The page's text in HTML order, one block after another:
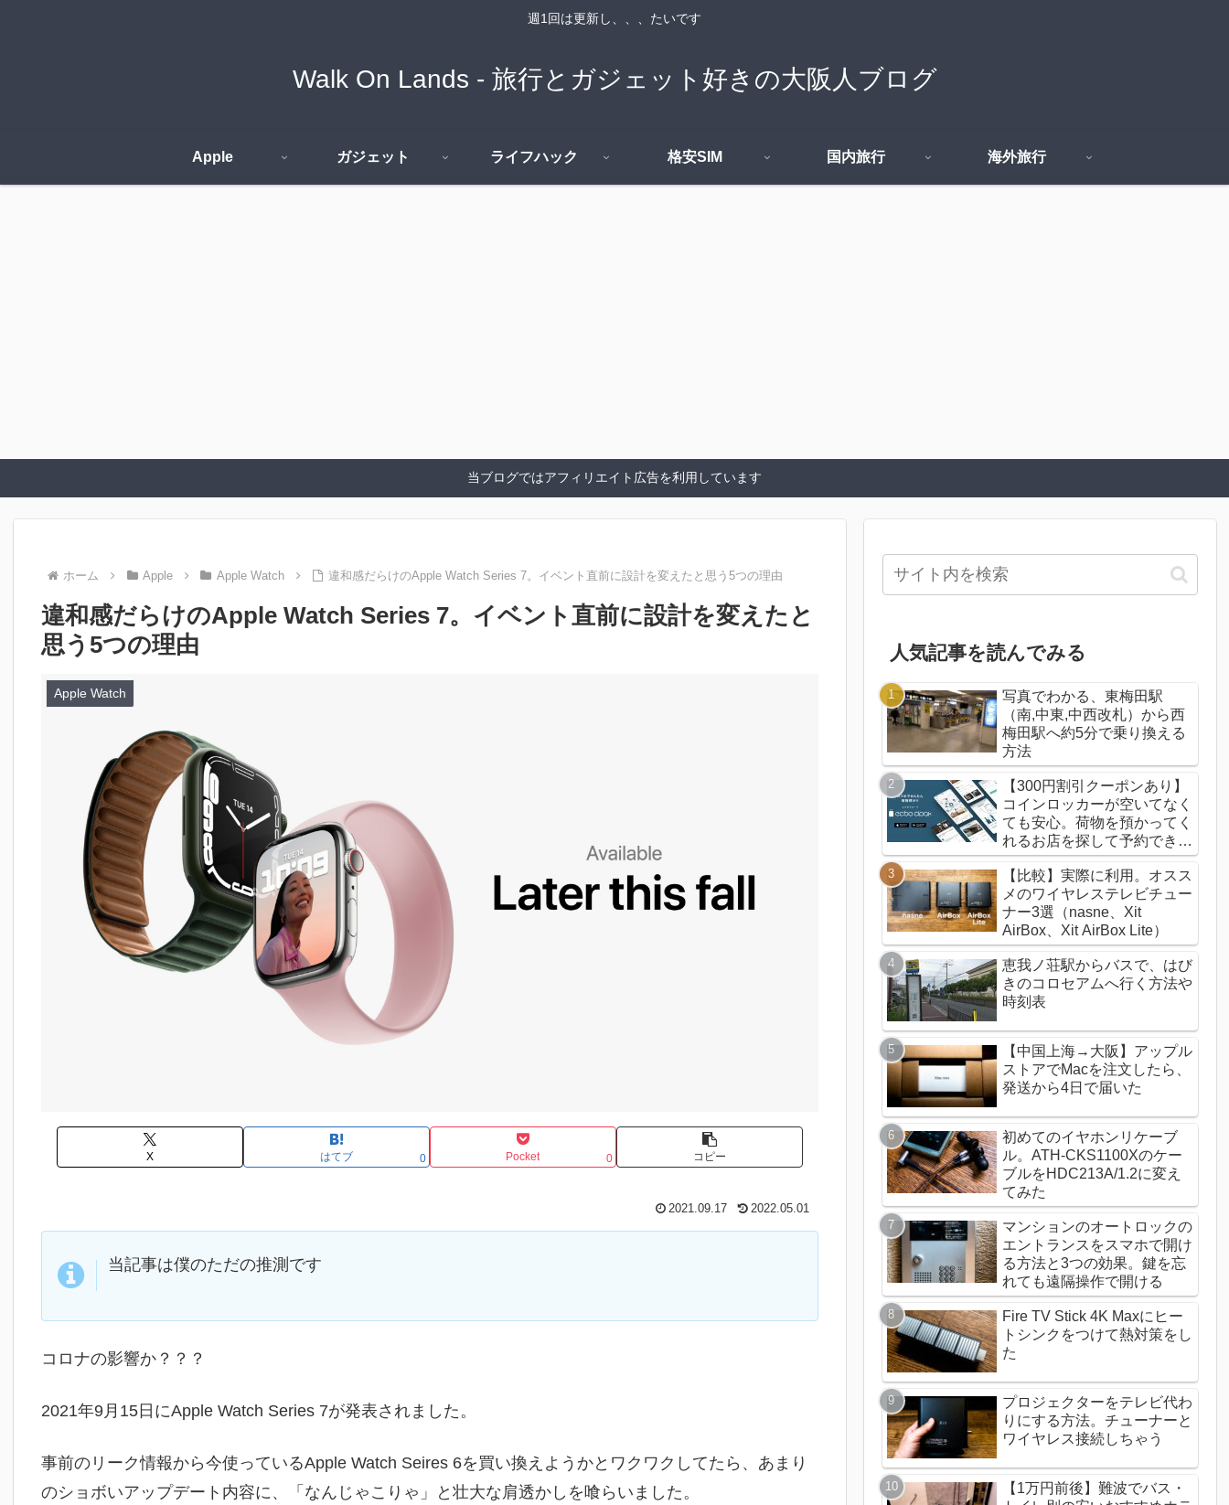
週1回は更新し、、、たいです
Walk On Lands - 旅行とガジェット好きの大阪人ブログ
Apple ガジェット ライフハック 格安SIM 国内旅行 海外旅行
当ブログではアフィリエイト広告を利用しています
ホーム Apple Apple Watch 違和感だらけのApple Watch Series 7。イベント直前に設計を変えたと思う5つの理由
違和感だらけのApple Watch Series 7。イベント直前に設計を変えたと
思う5つの理由
Apple Watch
X はてブ 0 Pocket 0 コピー
2021.09.17 2022.05.01
当記事は僕のただの推測です
コロナの影響か？？？
2021年9月15日にApple Watch Series 7が発表されました。
事前のリーク情報から今使っているApple Watch Seires 6を買い換えようかとワクワクしてたら、あまり
のショボいアップデート内容に、「なんじゃこりゃ」と壮大な肩透かしを喰らいました。
人気記事を読んでみる
写真でわかる、東梅田駅
（南,中東,中西改札）から西
梅田駅へ約5分で乗り換える
方法
【300円割引クーポンあり】
コインロッカーが空いてなく
ても安心。荷物を預かってく
れるお店を探して予約できる
ecbo cloak（エクボクロー
ク）の使い方
【比較】実際に利用。オスス
メのワイヤレステレビチュー
ナー3選（nasne、Xit
AirBox、Xit AirBox Lite）
恵我ノ荘駅からバスで、はび
きのコロセアムへ行く方法や
時刻表
【中国上海→大阪】アップル
ストアでMacを注文したら、
発送から4日で届いた
初めてのイヤホンリケーブ
ル。ATH-CKS1100Xのケー
ブルをHDC213A/1.2に変え
てみた
マンションのオートロックの
エントランスをスマホで開け
る方法と3つの効果。鍵を忘
れても遠隔操作で開ける
Fire TV Stick 4K Maxにヒー
トシンクをつけて熱対策をし
た
プロジェクターをテレビ代わ
りにする方法。チューナーと
ワイヤレス接続しちゃう
【1万円前後】難波でバス・